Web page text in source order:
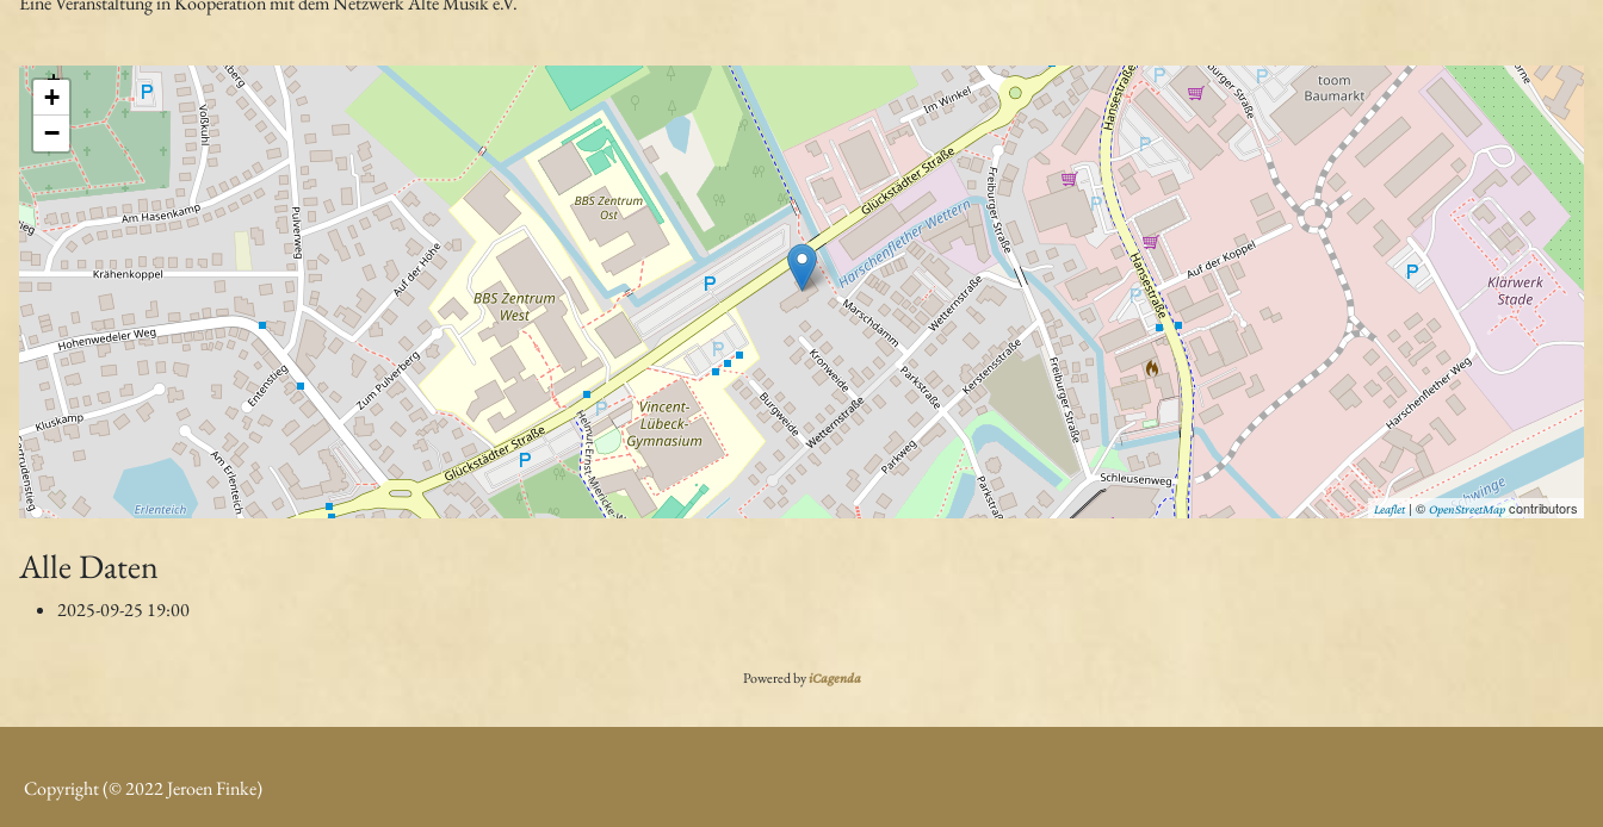
+
−
Leaflet| © OpenStreetMapcontributors
Alle Daten
2025-09-25 19:00
Powered byiCagenda
Copyright (© 2022 Jeroen Finke)